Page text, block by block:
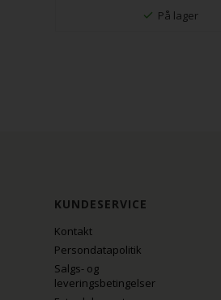
På lager
KUNDESERVICE
Kontakt
Persondatapolitik
Salgs- og
leveringsbetingelser